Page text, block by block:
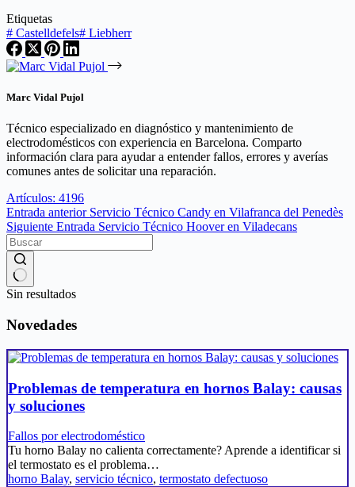
Etiquetas
# Castelldefels# Liebherr
Marc Vidal Pujol
Técnico especializado en diagnóstico y mantenimiento de
electrodomésticos con experiencia en Barcelona. Comparto
información clara para ayudar a entender fallos, errores y averías
comunes antes de solicitar una reparación.
Artículos: 4196
Entrada anterior Servicio Técnico Candy en Vilafranca del Penedès
Siguiente Entrada Servicio Técnico Hoover en Viladecans
Sin resultados
Novedades
Problemas de temperatura en hornos Balay: causas
y soluciones
Fallos por electrodoméstico
Tu horno Balay no calienta correctamente? Aprende a identificar si
el termostato es el problema…
horno Balay, servicio técnico, termostato defectuoso